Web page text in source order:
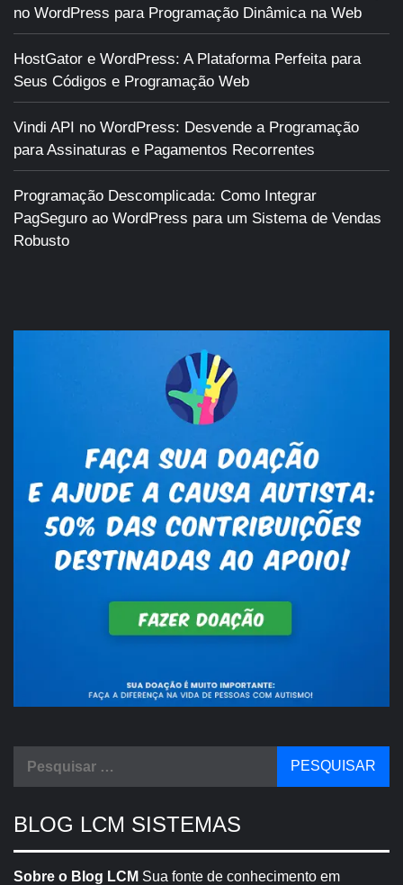
no WordPress para Programação Dinâmica na Web
HostGator e WordPress: A Plataforma Perfeita para
Seus Códigos e Programação Web
Vindi API no WordPress: Desvende a Programação
para Assinaturas e Pagamentos Recorrentes
Programação Descomplicada: Como Integrar
PagSeguro ao WordPress para um Sistema de Vendas
Robusto
BLOG LCM SISTEMAS
Sobre o Blog LCM Sua fonte de conhecimento em